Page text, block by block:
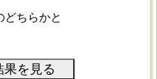
どちらかと